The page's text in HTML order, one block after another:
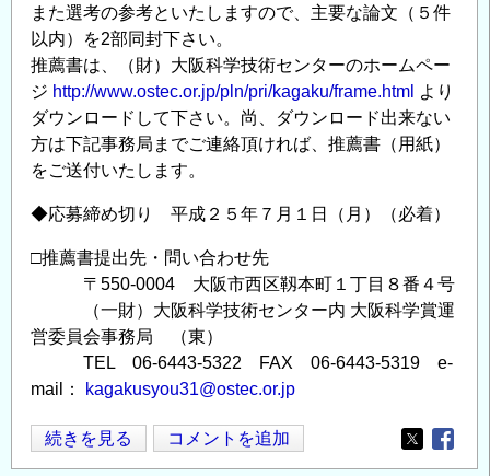
また選考の参考といたしますので、主要な論文（５件
以内）を2部同封下さい。
推薦書は、（財）大阪科学技術センターのホームペー
ジ http://www.ostec.or.jp/pln/pri/kagaku/frame.html より
ダウンロードして下さい。尚、ダウンロード出来ない
方は下記事務局までご連絡頂ければ、推薦書（用紙）
をご送付いたします。
◆応募締め切り 平成２５年７月１日（月）（必着）
□推薦書提出先・問い合わせ先
〒550-0004 大阪市西区靱本町１丁目８番４号
（一財）大阪科学技術センター内 大阪科学賞運
営委員会事務局 （東）
TEL 06-6443-5322 FAX 06-6443-5319 e-
mail：
kagakusyou31@ostec.or.jp
第
31
続きを見る コメントを追加
Opens in